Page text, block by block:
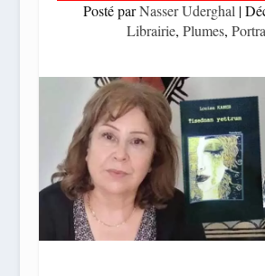
Posté parNasser Uderghal |
Librairie, Plumes,